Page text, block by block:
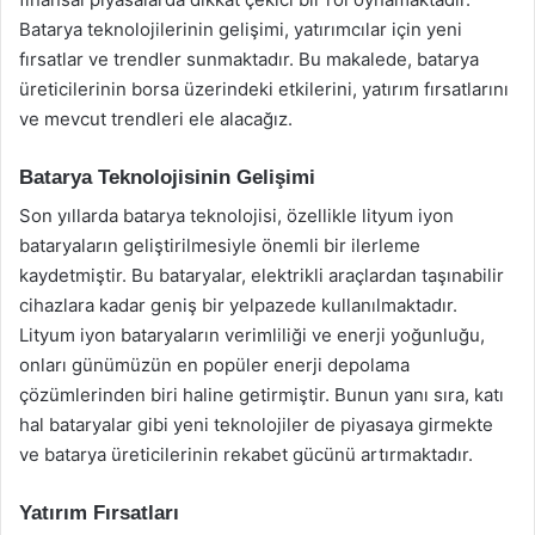
Batarya teknolojilerinin gelişimi, yatırımcılar için yeni
fırsatlar ve trendler sunmaktadır. Bu makalede, batarya
üreticilerinin borsa üzerindeki etkilerini, yatırım fırsatlarını
ve mevcut trendleri ele alacağız.
Batarya Teknolojisinin Gelişimi
Son yıllarda batarya teknolojisi, özellikle lityum iyon
bataryaların geliştirilmesiyle önemli bir ilerleme
kaydetmiştir. Bu bataryalar, elektrikli araçlardan taşınabilir
cihazlara kadar geniş bir yelpazede kullanılmaktadır.
Lityum iyon bataryaların verimliliği ve enerji yoğunluğu,
onları günümüzün en popüler enerji depolama
çözümlerinden biri haline getirmiştir. Bunun yanı sıra, katı
hal bataryalar gibi yeni teknolojiler de piyasaya girmekte
ve batarya üreticilerinin rekabet gücünü artırmaktadır.
Yatırım Fırsatları